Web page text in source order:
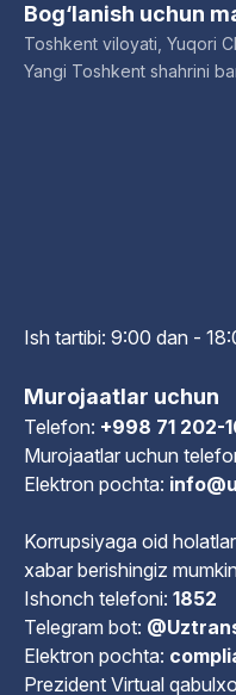
Bog‘lanish uchun
Toshkent viloyati, Yuqori
Yangi Toshkent shahrini
Ish tartibi: 9:00 dan -
Murojaatlar uchun
Telefon: +998 71 202-
Murojaatlar uchun
Elektron pochta:
Korrupsiyaga oid
xabar berishingiz
Ishonch telefoni:1852
Telegram bot:
Elektron pochta:
Prezident Virtual